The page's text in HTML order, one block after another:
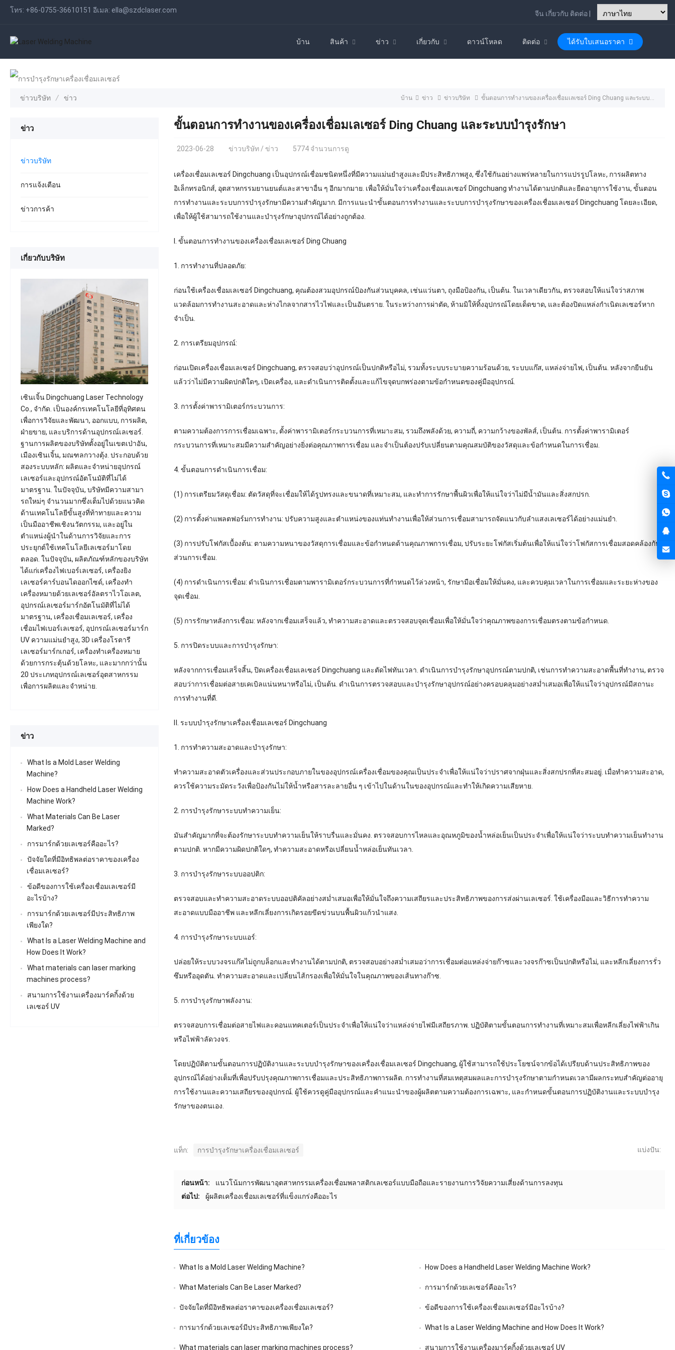
โทร: +86-0755-36610151 อีเมล: ella@szdclaser.com จีน เกี่ยวกับ ติดต่อ
บ้าน สินค้า ข่าว เกี่ยวกับ ดาวน์โหลด ติดต่อ ได้รับใบเสนอราคา
ข่าวบริษัท ข่าว บ้าน ข่าว ข่าวบริษัท ขั้นตอนการทำงานของเครื่องเชื่อมเลเซอร์ Ding Chuang และระบบบำรุงรักษา
ขั้นตอนการทำงานของเครื่องเชื่อมเลเซอร์ Ding Chuang และระบบบำรุงรักษา
2023-06-28 ข่าวบริษัท/ ข่าว 5774 จำนวนการดู
เครื่องเชื่อมเลเซอร์ Dingchuang เป็นอุปกรณ์เชื่อมชนิดหนึ่งที่มีความแม่นยำสูงและมีประสิทธิภาพสูง, ซึ่งใช้กันอย่างแพร่หลายในการแปรรูปโลหะ, การผลิตทาง
อิเล็กทรอนิกส์, อุตสาหกรรมยานยนต์และสาขาอื่น ๆ อีกมากมาย. เพื่อให้มั่นใจว่าเครื่องเชื่อมเลเซอร์ Dingchuang ทำงานได้ตามปกติและยืดอายุการใช้งาน, ขั้นตอน
การทำงานและระบบการบำรุงรักษามีความสำคัญมาก. มีการแนะนำขั้นตอนการทำงานและระบบการบำรุงรักษาของเครื่องเชื่อมเลเซอร์ Dingchuang โดยละเอียด,
เพื่อให้ผู้ใช้สามารถใช้งานและบำรุงรักษาอุปกรณ์ได้อย่างถูกต้อง.
Ⅰ. ขั้นตอนการทำงานของเครื่องเชื่อมเลเซอร์ Ding Chuang
1. การทำงานที่ปลอดภัย:
ก่อนใช้เครื่องเชื่อมเลเซอร์ Dingchuang, คุณต้องสวมอุปกรณ์ป้องกันส่วนบุคคล, เช่นแว่นตา, ถุงมือป้องกัน, เป็นต้น. ในเวลาเดียวกัน, ตรวจสอบให้แน่ใจว่าสภาพ
แวดล้อมการทำงานสะอาดและห่างไกลจากสารไวไฟและเป็นอันตราย. ในระหว่างการผ่าตัด, ห้ามมิให้ทิ้งอุปกรณ์โดยเด็ดขาด, และต้องปิดแหล่งกำเนิดเลเซอร์หาก
จำเป็น.
2. การเตรียมอุปกรณ์:
ก่อนเปิดเครื่องเชื่อมเลเซอร์ Dingchuang, ตรวจสอบว่าอุปกรณ์เป็นปกติหรือไม่, รวมทั้งระบบระบายความร้อนด้วย, ระบบแก๊ส, แหล่งจ่ายไฟ, เป็นต้น. หลังจากยืนยัน
แล้วว่าไม่มีความผิดปกติใดๆ, เปิดเครื่อง, และดำเนินการติดตั้งและแก้ไขจุดบกพร่องตามข้อกำหนดของคู่มืออุปกรณ์.
3. การตั้งค่าพารามิเตอร์กระบวนการ:
ตามความต้องการการเชื่อมเฉพาะ, ตั้งค่าพารามิเตอร์กระบวนการที่เหมาะสม, รวมถึงพลังด้วย, ความถี่, ความกว้างของพัลส์, เป็นต้น. การตั้งค่าพารามิเตอร์
กระบวนการที่เหมาะสมมีความสำคัญอย่างยิ่งต่อคุณภาพการเชื่อม และจำเป็นต้องปรับเปลี่ยนตามคุณสมบัติของวัสดุและข้อกำหนดในการเชื่อม.
4. ขั้นตอนการดำเนินการเชื่อม:
(1) การเตรียมวัสดุเชื่อม: ตัดวัสดุที่จะเชื่อมให้ได้รูปทรงและขนาดที่เหมาะสม, และทำการรักษาพื้นผิวเพื่อให้แน่ใจว่าไม่มีน้ำมันและสิ่งสกปรก.
(2) การตั้งค่าแพลตฟอร์มการทำงาน: ปรับความสูงและตำแหน่งของแท่นทำงานเพื่อให้ส่วนการเชื่อมสามารถจัดแนวกับลำแสงเลเซอร์ได้อย่างแม่นยำ.
(3) การปรับโฟกัสเบื้องต้น: ตามความหนาของวัสดุการเชื่อมและข้อกำหนดด้านคุณภาพการเชื่อม, ปรับระยะโฟกัสเริ่มต้นเพื่อให้แน่ใจว่าโฟกัสการเชื่อมสอดคล้องกับ
ส่วนการเชื่อม.
(4) การดำเนินการเชื่อม: ดำเนินการเชื่อมตามพารามิเตอร์กระบวนการที่กำหนดไว้ล่วงหน้า, รักษามือเชื่อมให้มั่นคง, และควบคุมเวลาในการเชื่อมและระยะห่างของ
จุดเชื่อม.
(5) การรักษาหลังการเชื่อม: หลังจากเชื่อมเสร็จแล้ว, ทำความสะอาดและตรวจสอบจุดเชื่อมเพื่อให้มั่นใจว่าคุณภาพของการเชื่อมตรงตามข้อกำหนด.
5. การปิดระบบและการบำรุงรักษา:
หลังจากการเชื่อมเสร็จสิ้น, ปิดเครื่องเชื่อมเลเซอร์ Dingchuang และตัดไฟทันเวลา. ดำเนินการบำรุงรักษาอุปกรณ์ตามปกติ, เช่นการทำความสะอาดพื้นที่ทำงาน, ตรวจ
สอบว่าการเชื่อมต่อสายเคเบิลแน่นหนาหรือไม่, เป็นต้น. ดำเนินการตรวจสอบและบำรุงรักษาอุปกรณ์อย่างครอบคลุมอย่างสม่ำเสมอเพื่อให้แน่ใจว่าอุปกรณ์มีสถานะ
การทำงานที่ดี.
Ⅱ. ระบบบำรุงรักษาเครื่องเชื่อมเลเซอร์ Dingchuang
1. การทำความสะอาดและบำรุงรักษา:
ทำความสะอาดตัวเครื่องและส่วนประกอบภายในของอุปกรณ์เครื่องเชื่อมของคุณเป็นประจำเพื่อให้แน่ใจว่าปราศจากฝุ่นและสิ่งสกปรกที่สะสมอยู่. เมื่อทำความสะอาด,
ควรใช้ความระมัดระวังเพื่อป้องกันไม่ให้น้ำหรือสารละลายอื่น ๆ เข้าไปในด้านในของอุปกรณ์และทำให้เกิดความเสียหาย.
2. การบำรุงรักษาระบบทำความเย็น:
มันสำคัญมากที่จะต้องรักษาระบบทำความเย็นให้ราบรื่นและมั่นคง. ตรวจสอบการไหลและอุณหภูมิของน้ำหล่อเย็นเป็นประจำเพื่อให้แน่ใจว่าระบบทำความเย็นทำงาน
ตามปกติ. หากมีความผิดปกติใดๆ, ทำความสะอาดหรือเปลี่ยนน้ำหล่อเย็นทันเวลา.
3. การบำรุงรักษาระบบออปติก:
ตรวจสอบและทำความสะอาดระบบออปติคัลอย่างสม่ำเสมอเพื่อให้มั่นใจถึงความเสถียรและประสิทธิภาพของการส่งผ่านเลเซอร์. ใช้เครื่องมือและวิธีการทำความ
สะอาดแบบมืออาชีพ และหลีกเลี่ยงการเกิดรอยขีดข่วนบนพื้นผิวแก้วนำแสง.
4. การบำรุงรักษาระบบแอร์:
ปล่อยให้ระบบวงจรแก๊สไม่ถูกบล็อกและทำงานได้ตามปกติ, ตรวจสอบอย่างสม่ำเสมอว่าการเชื่อมต่อแหล่งจ่ายก๊าซและวงจรก๊าซเป็นปกติหรือไม่, และหลีกเลี่ยงการรั่ว
ซึมหรืออุดตัน. ทำความสะอาดและเปลี่ยนไส้กรองเพื่อให้มั่นใจในคุณภาพของเส้นทางก๊าซ.
5. การบำรุงรักษาพลังงาน:
ตรวจสอบการเชื่อมต่อสายไฟและคอนแทคเตอร์เป็นประจำเพื่อให้แน่ใจว่าแหล่งจ่ายไฟมีเสถียรภาพ. ปฏิบัติตามขั้นตอนการทำงานที่เหมาะสมเพื่อหลีกเลี่ยงไฟฟ้าเกิน
หรือไฟฟ้าลัดวงจร.
โดยปฏิบัติตามขั้นตอนการปฏิบัติงานและระบบบำรุงรักษาของเครื่องเชื่อมเลเซอร์ Dingchuang, ผู้ใช้สามารถใช้ประโยชน์จากข้อได้เปรียบด้านประสิทธิภาพของ
อุปกรณ์ได้อย่างเต็มที่เพื่อปรับปรุงคุณภาพการเชื่อมและประสิทธิภาพการผลิต. การทำงานที่สมเหตุสมผลและการบำรุงรักษาตามกำหนดเวลามีผลกระทบสำคัญต่ออายุ
การใช้งานและความเสถียรของอุปกรณ์. ผู้ใช้ควรดูคู่มืออุปกรณ์และคำแนะนำของผู้ผลิตตามความต้องการเฉพาะ, และกำหนดขั้นตอนการปฏิบัติงานและระบบบำรุง
รักษาของตนเอง.
แท็ก: การบำรุงรักษาเครื่องเชื่อมเลเซอร์ แบ่งปัน:
ก่อนหน้า:
แนวโน้มการพัฒนาอุตสาหกรรมเครื่องเชื่อมพลาสติกเลเซอร์แบบมือถือและรายงานการวิจัยความเสี่ยงด้านการลงทุน
ต่อไป:
ผู้ผลิตเครื่องเชื่อมเลเซอร์ที่แข็งแกร่งคืออะไร
ที่เกี่ยวข้อง
What Is a Mold Laser Welding Machine? How Does a Handheld Laser Welding Machine Work?
What Materials Can Be Laser Marked? การมาร์กด้วยเลเซอร์คืออะไร?
ปัจจัยใดที่มีอิทธิพลต่อราคาของเครื่องเชื่อมเลเซอร์? ข้อดีของการใช้เครื่องเชื่อมเลเซอร์มีอะไรบ้าง?
การมาร์กด้วยเลเซอร์มีประสิทธิภาพเพียงใด? What Is a Laser Welding Machine and How Does It Work?
What materials can laser marking machines process? สนามการใช้งานเครื่องมาร์คกิ้งด้วยเลเซอร์ UV
ข่าว
ข่าวบริษัท
การแจ้งเตือน
ข่าวการค้า
เกี่ยวกับบริษัท
เซินเจิ้น Dingchuang Laser Technology
Co., จำกัด. เป็นองค์กรเทคโนโลยีที่อุทิศตน
เพื่อการวิจัยและพัฒนา, ออกแบบ, การผลิต,
ฝ่ายขาย, และบริการด้านอุปกรณ์เลเซอร์.
ฐานการผลิตของบริษัทตั้งอยู่ในเขตเป่าอัน,
เมืองเซินเจิ้น, มณฑลกวางตุ้ง. ประกอบด้วย
สองระบบหลัก: ผลิตและจำหน่ายอุปกรณ์
เลเซอร์และอุปกรณ์อัตโนมัติที่ไม่ได้
มาตรฐาน. ในปัจจุบัน, บริษัทมีความสามา
รถใหม่ๆ จำนวนมากซึ่งเต็มไปด้วยแนวคิด
ด้านเทคโนโลยีขั้นสูงที่ท้าทายและความ
เป็นมืออาชีพเชิงนวัตกรรม, และอยู่ใน
ตำแหน่งผู้นำในด้านการวิจัยและการ
ประยุกต์ใช้เทคโนโลยีเลเซอร์มาโดย
ตลอด. ในปัจจุบัน, ผลิตภัณฑ์หลักของบริษัท
ได้แก่เครื่องไฟเบอร์เลเซอร์, เครื่องยิง
เลเซอร์คาร์บอนไดออกไซด์, เครื่องทำ
เครื่องหมายด้วยเลเซอร์อัลตราไวโอเลต,
อุปกรณ์เลเซอร์มาร์กอัตโนมัติที่ไม่ได้
มาตรฐาน, เครื่องเชื่อมเลเซอร์, เครื่อง
เชื่อมไฟเบอร์เลเซอร์, อุปกรณ์เลเซอร์มาร์ก
UV ความแม่นยำสูง, 3D เครื่องโรตารี
เลเซอร์มาร์กเกอร์, เครื่องทำเครื่องหมาย
ด้วยการกระตุ้นด้วยโลหะ, และมากกว่านั้น
20 ประเภทอุปกรณ์เลเซอร์อุตสาหกรรม
เพื่อการผลิตและจำหน่าย.
ข่าว
What Is a Mold Laser Welding
Machine?
How Does a Handheld Laser Welding
Machine Work?
What Materials Can Be Laser
Marked?
การมาร์กด้วยเลเซอร์คืออะไร?
ปัจจัยใดที่มีอิทธิพลต่อราคาของเครื่อง
เชื่อมเลเซอร์?
ข้อดีของการใช้เครื่องเชื่อมเลเซอร์มี
อะไรบ้าง?
การมาร์กด้วยเลเซอร์มีประสิทธิภาพ
เพียงใด?
What Is a Laser Welding Machine and
How Does It Work?
What materials can laser marking
machines process?
สนามการใช้งานเครื่องมาร์คกิ้งด้วย
เลเซอร์ UV